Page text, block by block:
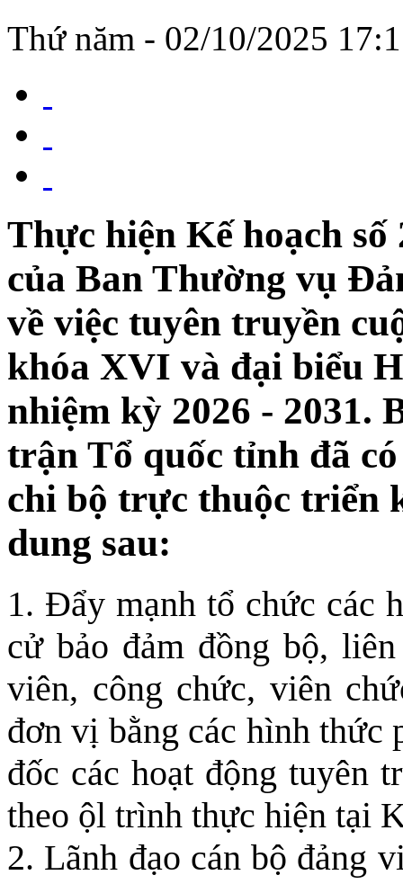
Thứ năm - 02/10/2025
Thực hiện Kế hoạch
của Ban Thường vụ
về việc tuyên truyền
khóa XVI và đại biểu
nhiệm kỳ 2026 - 2031.
trận Tổ quốc tỉnh đã
chi bộ trực thuộc triển
dung sau:
1. Đẩy mạnh tổ chức các
cử bảo đảm đồng bộ,
viên, công chức, viên
đơn vị bằng các hình
đốc các hoạt động tuyên
theo ộl trình thực hiện tại
2. Lãnh đạo cán bộ đảng